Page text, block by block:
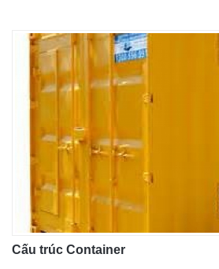
Cấu trúc Container